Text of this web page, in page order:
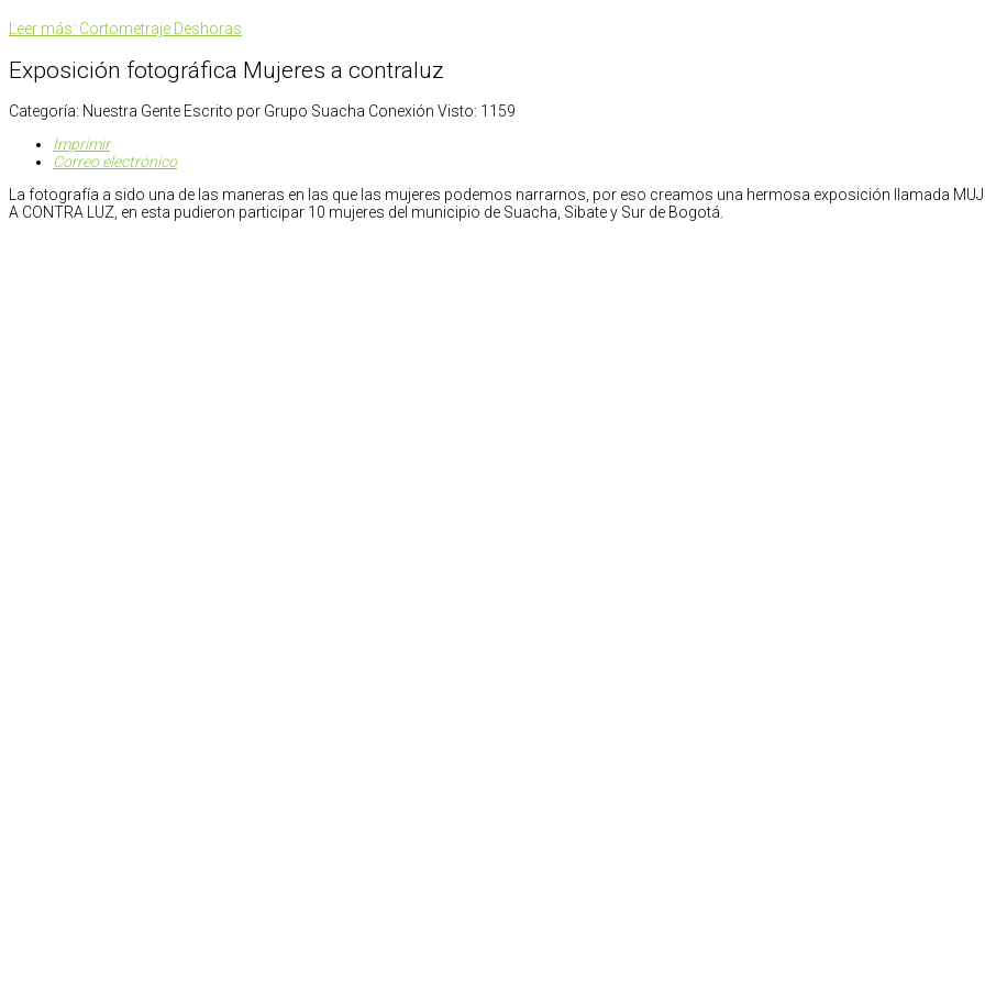
Leer más: Cortometraje Deshoras
Exposición fotográfica Mujeres a contraluz
Categoría: Nuestra Gente Escrito por Grupo Suacha Conexión Visto: 1159
Imprimir
Correo electrónico
La fotografía a sido una de las maneras en las que las mujeres podemos narrarnos, por eso creamos una hermosa exposición llamada
A CONTRA LUZ, en esta pudieron participar 10 mujeres del municipio de Suacha, Sibate y Sur de Bogotá.